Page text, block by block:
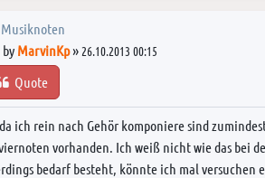
Musiknoten
Post
by MarvinKp» 26.10.2013 00:15
Quote
ich rein nach Gehör komponiere sind
vorhanden. Ich weiß nicht wie das bei
bedarf besteht, könnte ich mal versuchen